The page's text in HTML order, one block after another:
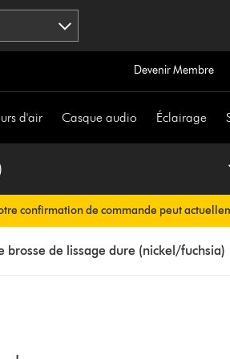
Devenir Membre
d'air Casque audio Éclairage
confirmation de commande peut
vous sera envoyée automatiquement
brosse de lissage dure (nickel/fuchsia)